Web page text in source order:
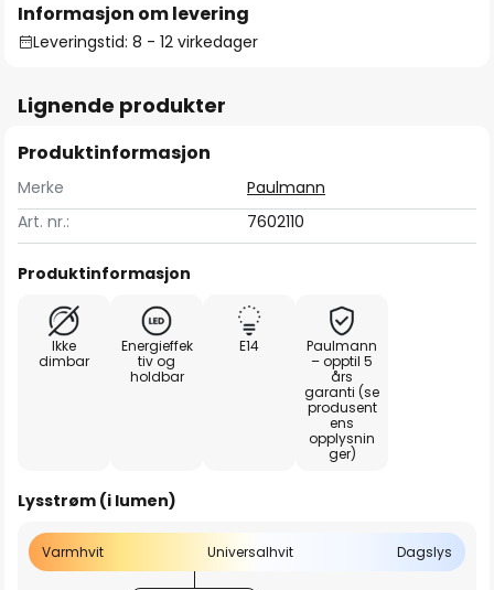
Informasjon om levering
Leveringstid: 8 - 12 virkedager
Lignende produkter
Produktinformasjon
Merke
Paulmann
Art. nr.:
7602110
Produktinformasjon
Ikke
dimbar
Energieffek
tiv og
holdbar
E14
Paulmann
– opptil 5
års
garanti (se
produsent
ens
opplysnin
ger)
Lysstrøm (i lumen)
Varmhvit Universalhvit Dagslys